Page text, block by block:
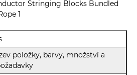
položky, barvy, množství a